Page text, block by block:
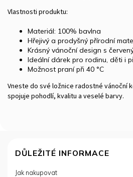
Vlastnosti produktu:
Materiál: 100% bavlna
Hřejivý a prodyšný přírodní
Krásný vánoční design s
Ideální dárek pro rodinu, děti i
Možnost praní při 40 °C
Vneste do své ložnice radostné vánoční
spojuje pohodlí, kvalitu a veselé barvy.
DŮLEŽITÉ INFORMACE
Jak nakupovat